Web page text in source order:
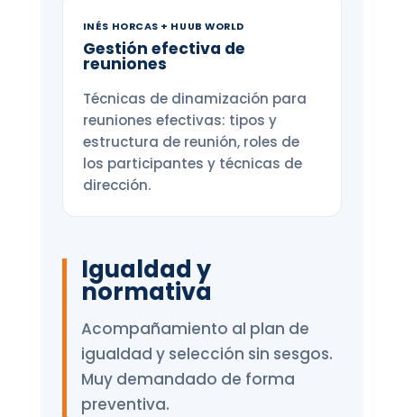
INÉS HORCAS + HUUB WORLD
Gestión efectiva de
reuniones
Técnicas de dinamización para
reuniones efectivas: tipos y
estructura de reunión, roles de
los participantes y técnicas de
dirección.
Igualdad y
normativa
Acompañamiento al plan de
igualdad y selección sin sesgos.
Muy demandado de forma
preventiva.